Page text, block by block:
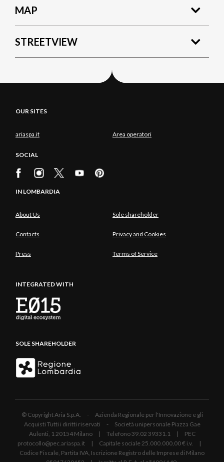
MAP
STREETVIEW
OUR SITES
ariaspa.it Area operatori
SOCIAL
IN LOMBARDIA
About Us Sole shareholder
Contacts Privacy and Cookies
Press Terms of Service
INTEGRATED WITH
SOLE SHAREHOLDER
© Copyright Aria S.p.A. - Azienda Regionale per l'Innovazione e gli
Acquisti Tutti i diritti riservati - Società unipersonale Piazza Gae
Aulenti, 1 20154 Milano | Telefono 39.02 39331.1 | PEC
protocollo@pec.ariaspa.it | Capitale sociale 25.000.000,00 € i.v. |
Codice Fiscale, Partita IVA, Iscrizione Registro delle Imprese di Milano